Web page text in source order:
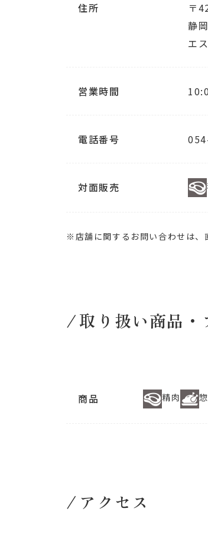
住所
〒
静
エ
営業時間
電話番号
対面販売
※店舗に関するお問い合わせは、
取り扱い商品・
商品 精肉
アクセス